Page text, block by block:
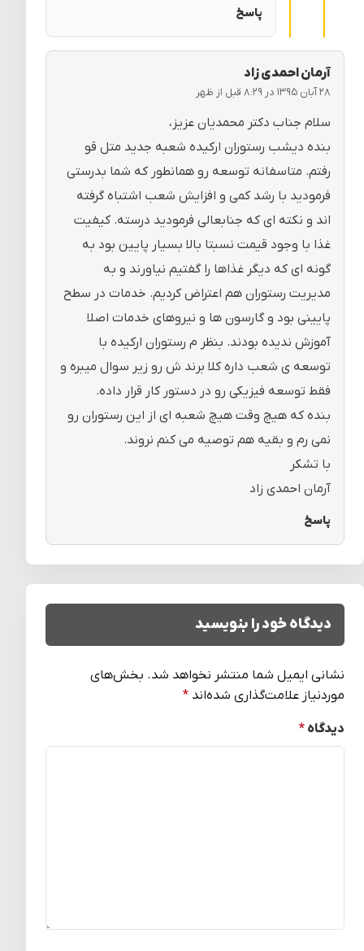
پاسخ
آرمان احمدی زاد
۲۸ آبان ۱۳۹۵ در ۸:۲۹ قبل از ظهر
سلام جناب دکتر محمدیان عزیز،
بنده دیشب رستوران ارکیده شعبه جدید متل قو
رفتم. متاسفانه توسعه رو همانطور که شما بدرستی
فرمودید با رشد کمی و افزایش شعب اشتباه گرفته
اند و نکته ای که جنابعالی فرمودید درسته. کیفیت
غذا با وجود قیمت نسبتا بالا بسیار پایین بود به
گونه ای که دیگر غذاها را گفتیم نیاورند و به
مدیریت رستوران هم اعتراض کردیم. خدمات در سطح
پایینی بود و گارسون ها و نیروهای خدمات اصلا
آموزش ندیده بودند. بنظر م رستوران ارکیده با
توسعه ی شعب داره کلا برند ش رو زیر سوال میبره و
فقط توسعه فیزیکی رو در دستور کار قرار داده.
بنده که هیچ وقت هیچ شعبه ای از این رستوران رو
نمی رم و بقیه هم توصیه می کنم نروند.
با تشکر
آرمان احمدی زاد
پاسخ
دیدگاه خود را بنویسید
نشانی ایمیل شما منتشر نخواهد شد. بخش‌های
موردنیاز علامت‌گذاری شده‌اند *
دیدگاه *